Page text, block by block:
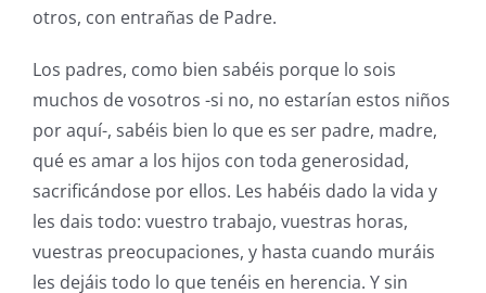
otros, con entrañas de Padre.
Los padres, como bien sabéis porque lo sois
muchos de vosotros -si no, no estarían estos niños
por aquí-, sabéis bien lo que es ser padre, madre,
qué es amar a los hijos con toda generosidad,
sacrificándose por ellos. Les habéis dado la vida y
les dais todo: vuestro trabajo, vuestras horas,
vuestras preocupaciones, y hasta cuando muráis
les dejáis todo lo que tenéis en herencia. Y sin